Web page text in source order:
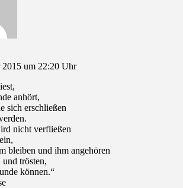
2015 um 22:20 Uhr
anhört,
sich erschließen
nicht verfließen
bleiben und ihm angehören
trösten,
können.“